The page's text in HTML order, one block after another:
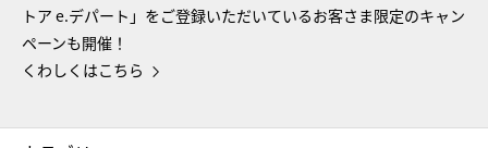
トア e.デパート」をご登録いただいているお客さま限定のキャン
ペーンも開催！
くわしくはこちら